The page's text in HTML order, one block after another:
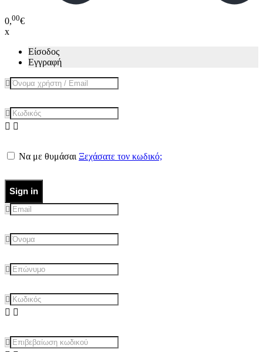
0,00€
x
Είσοδος
Εγγραφή
Να με θυμάσαι Ξεχάσατε τον κωδικό;
Sign in